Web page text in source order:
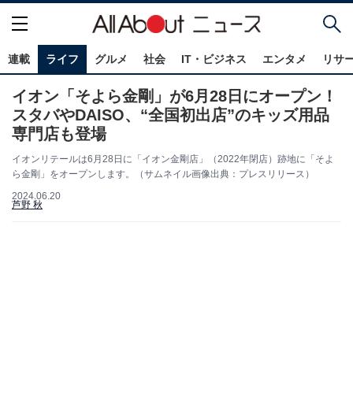
連載 ライフ グルメ 社会 IT・ビジネス エンタメ リサ
イオン「そよら金剛」が6月28日にオープン！
スタバやDAISO、“全国初出店”のキッズ用品
専門店も登場
イオンリテールは6月28日に「イオン金剛店」（2022年閉店）跡地に「そよ
ら金剛」をオープンします。（サムネイル画像出典：プレスリリース）
2024.06.20
芦野 秋